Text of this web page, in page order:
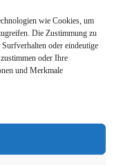
wie Cookies, um
Die Zustimmung zu
oder eindeutige
oder Ihre
und Merkmale83703